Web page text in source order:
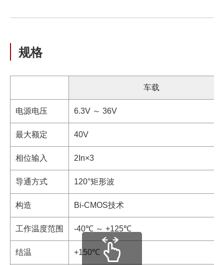
规格
车载
电源电压 6.3V ～ 36V
最大额定 40V
相位输入 2In×3
导通方式 120°矩形波
构造 Bi-CMOS技术
工作温度范围 -40℃ ～ +125℃
结温 +150℃